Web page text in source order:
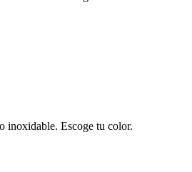
inoxidable. Escoge tu color.